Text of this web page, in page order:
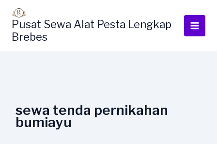
kontenPusat Sewa Alat Pesta Lengkap
Brebes
sewa tenda pernikahan
bumiayu